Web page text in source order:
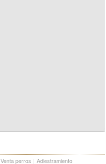
Venta perros | Adiestramiento